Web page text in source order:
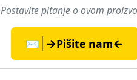
Postavite pitanje o ovom
✉️ →Pišite nam←